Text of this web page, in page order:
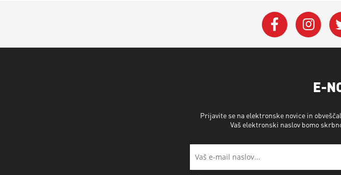
E-
Prijavite se na elektronske novice in
Vaš elektronski naslov bomo